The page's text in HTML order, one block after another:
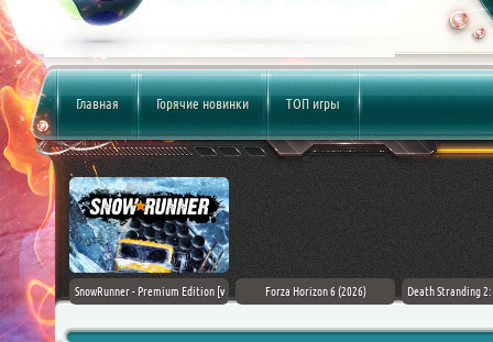
Главная Горячие новинки ТОП игры
Flag
PC
SnowRunner - Premium Edition [v
Forza Horizon 6 (2026) Death Stranding